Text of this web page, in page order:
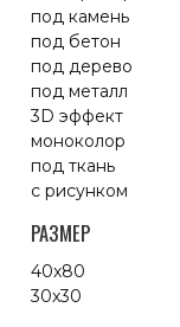
под камень
под бетон
под дерево
под металл
3D эффект
моноколор
под ткань
с рисунком
РАЗМЕР
40x80
30x30